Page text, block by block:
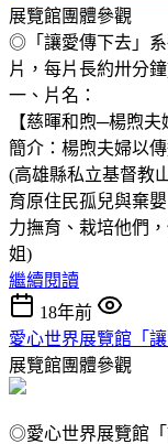
展覽館團體參觀
◎「讓愛傳下去」
片，每片長約卅分
一、片名：
【慈暉和煦
簡介：楊煦夫婦以
(高雄縣私立基督教
育原住民孤兒與棄
力撫育、栽培他們
姐)
繼續閱讀
18年前
愛心世界展覽館「
展覽館團體參觀
◎愛心世界展覽館